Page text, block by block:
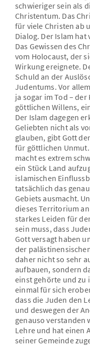
schwieriger sein als
Christentum. Das
für viele Christen ab
Dialog. Der Islam
Das Gewissen des
vom Holocaust, der
Wirkung ereignete.
Schuld an der
Judentums. Vor
ja sogar im Tod –
göttlichen Willens,
Der Islam dagegen
Geliebten nicht als
glauben, gibt Gott
für göttlichen Unmut.
macht es extrem
ein Stück Land
islamischen
tatsächlich das
Gebiets ausmacht.
dieses Territorium
starkes Leiden für
sein muss, dass
Gott versagt haben
der
daher nicht so sehr
aufbauen, sondern
einst gehörte und zu
einmal für sich
dass die Juden den
und deswegen der
genauso verstanden
Lehre und hat einen
seiner Gemeinde